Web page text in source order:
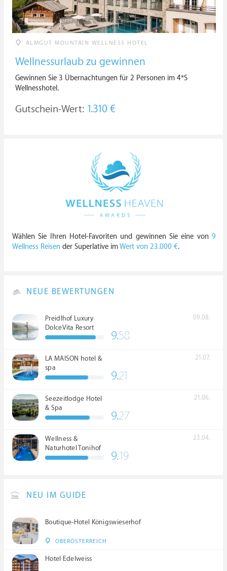
ALMGUT MOUNTAIN WELLNESS HOTEL
Wellnessurlaub zu gewinnen
Gewinnen Sie 3 Übernachtungen für 2 Personen im 4*S
Wellnesshotel.
Gutschein-Wert: 1.310 €
Wählen Sie Ihren Hotel-Favoriten und gewinnen Sie eine von 9
Wellness Reisen der Superlative imWert von 23.000 €.
NEUE BEWERTUNGEN
Preidlhof Luxury
DolceVita Resort
*****
09.08.
9.58
LA MAISON hotel &
spa
21.07.
9.21
Seezeitlodge Hotel
& Spa
21.06.
9.27
Wellness &
Naturhotel Tonihof
****S
23.04.
9.19
NEU IM GUIDE
Boutique-Hotel Königswieserhof
OBERÖSTERREICH
Hotel Edelweiss